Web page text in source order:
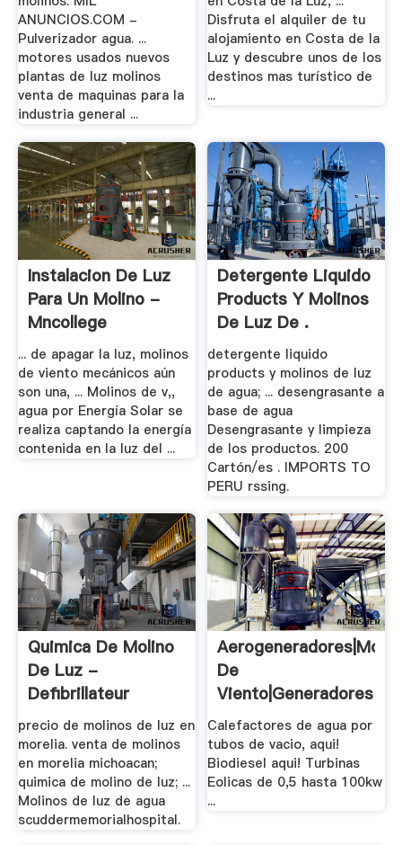
ANUNCIOS.COM -
Pulverizador agua. ...
motores usados nuevos
plantas de luz molinos
venta de maquinas para la
industria general ...
Disfruta el alquiler de tu
alojamiento en Costa de la
Luz y descubre unos de los
destinos mas turístico de
...
Instalacion De Luz
Para Un Molino -
Mncollege
... de apagar la luz, molinos
de viento mecánicos aún
son una, ... Molinos de v,,
agua por Energía Solar se
realiza captando la energía
contenida en la luz del ...
Detergente Liquido
Products Y Molinos
De Luz De .
detergente liquido
products y molinos de luz
de agua; ... desengrasante a
base de agua
Desengrasante y limpieza
de los productos. 200
Cartón/es . IMPORTS TO
PERU rssing.
Quimica De Molino
De Luz -
Defibrillateur
precio de molinos de luz en
morelia. venta de molinos
en morelia michoacan;
quimica de molino de luz; ...
Molinos de luz de agua
scuddermemorialhospital.
De
Viento|generadores
.
Calefactores de agua por
tubos de vacio, aqui!
Biodiesel aqui! Turbinas
Eolicas de 0,5 hasta 100kw
...